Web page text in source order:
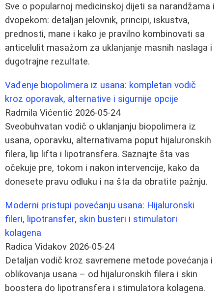
Sve o popularnoj medicinskoj dijeti sa narandžama i
dvopekom: detaljan jelovnik, principi, iskustva,
prednosti, mane i kako je pravilno kombinovati sa
anticelulit masažom za uklanjanje masnih naslaga i
dugotrajne rezultate.
Vađenje biopolimera iz usana: kompletan vodič
kroz oporavak, alternative i sigurnije opcije
Radmila Vićentić 2026-05-24
Sveobuhvatan vodič o uklanjanju biopolimera iz
usana, oporavku, alternativama poput hijaluronskih
filera, lip lifta i lipotransfera. Saznajte šta vas
očekuje pre, tokom i nakon intervencije, kako da
donesete pravu odluku i na šta da obratite pažnju.
Moderni pristupi povećanju usana: Hijaluronski
fileri, lipotransfer, skin busteri i stimulatori
kolagena
Radica Vidakov 2026-05-24
Detaljan vodič kroz savremene metode povećanja i
oblikovanja usana – od hijaluronskih filera i skin
boostera do lipotransfera i stimulatora kolagena.